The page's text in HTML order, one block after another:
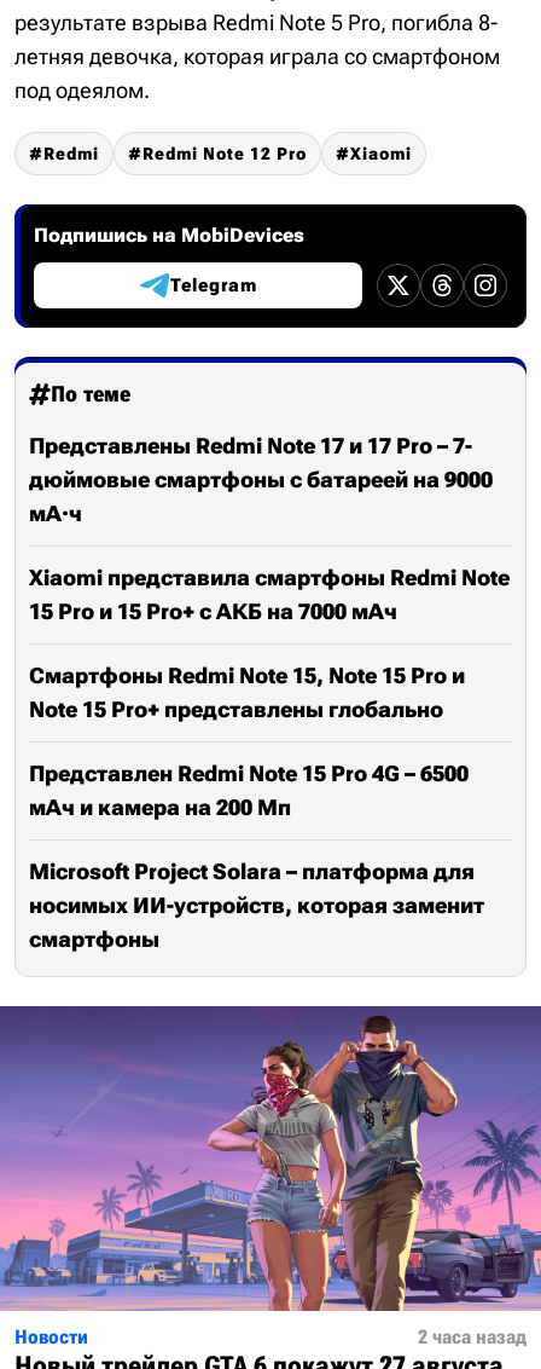
результате взрыва Redmi Note 5 Pro, погибла 8-
летняя девочка, которая играла со смартфоном
под одеялом.
Redmi Redmi Note 12 Pro Xiaomi
Подпишись на MobiDevices
Telegram
По теме
Представлены Redmi Note 17 и 17 Pro – 7-
дюймовые смартфоны с батареей на 9000
мА·ч
Xiaomi представила смартфоны Redmi Note
15 Pro и 15 Pro+ с АКБ на 7000 мАч
Смартфоны Redmi Note 15, Note 15 Pro и
Note 15 Pro+ представлены глобально
Представлен Redmi Note 15 Pro 4G – 6500
мАч и камера на 200 Мп
Microsoft Project Solara – платформа для
носимых ИИ-устройств, которая заменит
смартфоны
Новости 2 часа назад